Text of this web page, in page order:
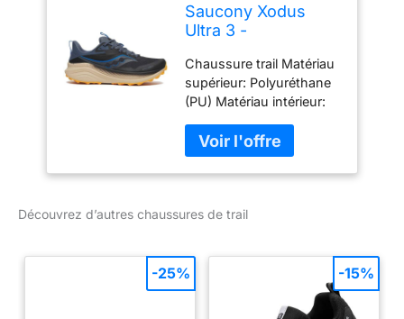
Saucony Xodus
Ultra 3 -
Chaussure trail Matériau
supérieur: Polyuréthane
(PU) Matériau intérieur:
Rubber Sentier
Découvrez d’autres chaussures de trail
-25% -15%